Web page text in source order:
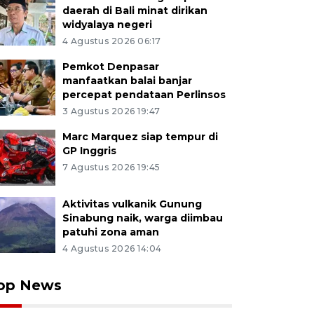
daerah di Bali minat dirikan
widyalaya negeri
4 Agustus 2026 06:17
Pemkot Denpasar
manfaatkan balai banjar
percepat pendataan Perlinsos
3 Agustus 2026 19:47
Marc Marquez siap tempur di
GP Inggris
7 Agustus 2026 19:45
Aktivitas vulkanik Gunung
Sinabung naik, warga diimbau
patuhi zona aman
4 Agustus 2026 14:04
News